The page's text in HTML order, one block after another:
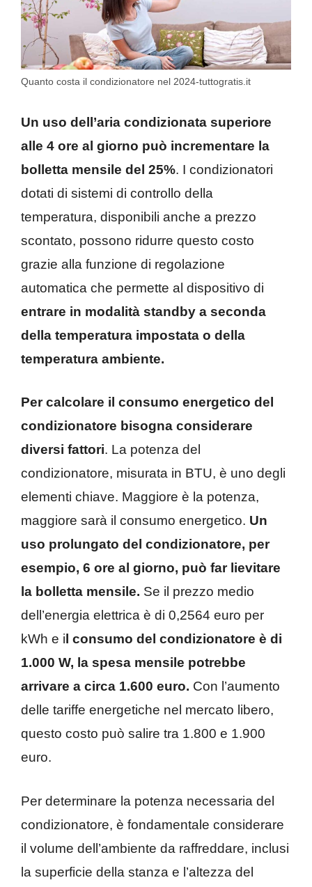
Quanto costa il condizionatore nel 2024-tuttogratis.it
Un uso dell’aria condizionata superiore
alle 4 ore al giorno può incrementare la
bolletta mensile del 25%. I condizionatori
dotati di sistemi di controllo della
temperatura, disponibili anche a prezzo
scontato, possono ridurre questo costo
grazie alla funzione di regolazione
automatica che permette al dispositivo di
entrare in modalità standby a seconda
della temperatura impostata o della
temperatura ambiente.
Per calcolare il consumo energetico del
condizionatore bisogna considerare
diversi fattori. La potenza del
condizionatore, misurata in BTU, è uno degli
elementi chiave. Maggiore è la potenza,
maggiore sarà il consumo energetico. Un
uso prolungato del condizionatore, per
esempio, 6 ore al giorno, può far lievitare
la bolletta mensile. Se il prezzo medio
dell’energia elettrica è di 0,2564 euro per
kWh e i l consumo del condizionatore è di
1.000 W, la spesa mensile potrebbe
arrivare a circa 1.600 euro. Con l’aumento
delle tariffe energetiche nel mercato libero,
questo costo può salire tra 1.800 e 1.900
euro.
Per determinare la potenza necessaria del
condizionatore, è fondamentale considerare
il volume dell’ambiente da raffreddare, inclusi
la superficie della stanza e l’altezza del